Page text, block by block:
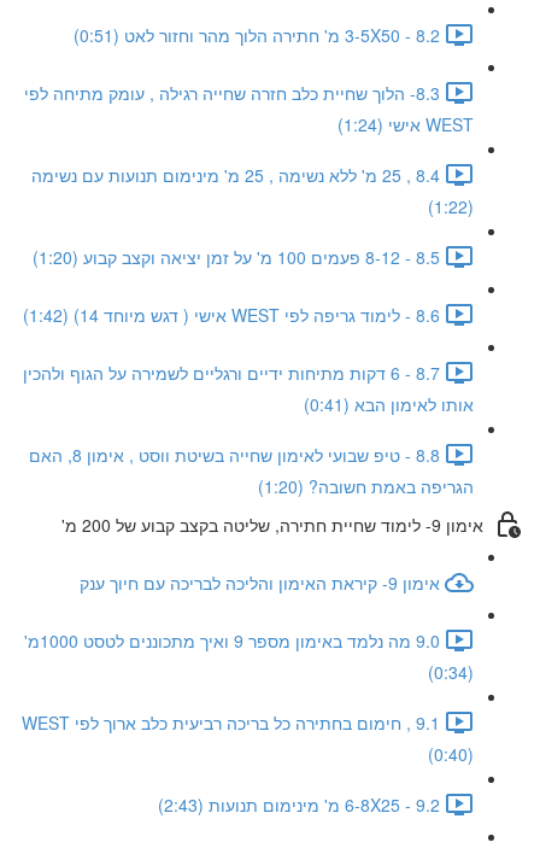
8.2 - 3-5X50 מ' חתירה הלוך מהר וחזור לאט (0:51)
8.3- הלוך שחיית כלב חזרה שחייה רגילה , עומק מתיחה לפי
WEST אישי (1:24)
8.4 , 25 מ' ללא נשימה , 25 מ' מינימום תנועות עם נשימה
(1:22)
8.5 - 8-12 פעמים 100 מ' על זמן יציאה וקצב קבוע (1:20)
8.6 - לימוד גריפה לפי WEST אישי ( דגש מיוחד 14) (1:42)
8.7 - 6 דקות מתיחות ידיים ורגליים לשמירה על הגוף ולהכין
אותו לאימון הבא (0:41)
8.8 - טיפ שבועי לאימון שחייה בשיטת ווסט , אימון 8, האם
הגריפה באמת חשובה? (1:20)
אימון 9- לימוד שחיית חתירה, שליטה בקצב קבוע של 200 מ'
אימון 9- קיראת האימון והליכה לבריכה עם חיוך ענק
9.0 מה נלמד באימון מספר 9 ואיך מתכוננים לטסט 1000מ'
(0:34)
9.1 , חימום בחתירה כל בריכה רביעית כלב ארוך לפי WEST
(0:40)
9.2 - 6-8X25 מ' מינימום תנועות (2:43)